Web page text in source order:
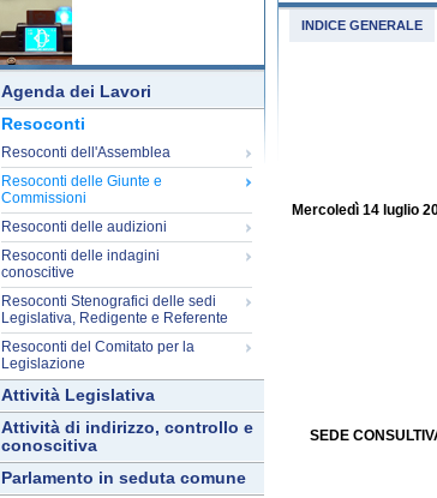
Agenda dei Lavori
Resoconti
Resoconti dell'Assemblea
Resoconti delle Giunte e
Commissioni
Resoconti delle audizioni
Resoconti delle indagini
conoscitive
Resoconti Stenografici delle sedi
Legislativa, Redigente e Referente
Resoconti del Comitato per la
Legislazione
Attività Legislativa
Attività di indirizzo, controllo e
conoscitiva
Parlamento in seduta comune
INDICE GENERALE
Mercoledì 14 luglio
SEDE